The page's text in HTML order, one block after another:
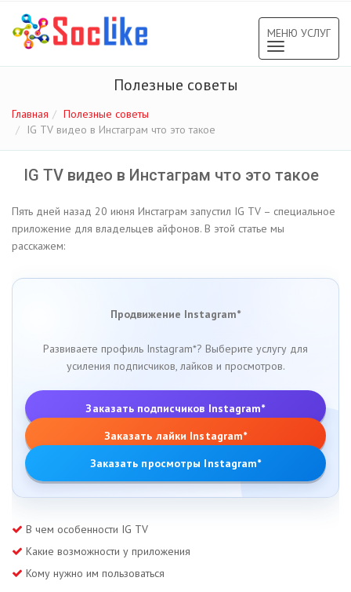
МЕНЮ УСЛУГ
navigation
Полезные советы
Главная
Полезные советы
IG TV видео в Инстаграм что это такое
IG TV видео в Инстаграм что это такое
Пять дней назад 20 июня Инстаграм запустил IG TV – специальное
приложение для владельцев айфонов. В этой статье мы
расскажем:
Продвижение Instagram*
Развиваете профиль Instagram*? Выберите услугу для
усиления подписчиков, лайков и просмотров.
Заказать подписчиков Instagram*
Заказать лайки Instagram*
Заказать просмотры Instagram*
В чем особенности IG TV
Какие возможности у приложения
Кому нужно им пользоваться